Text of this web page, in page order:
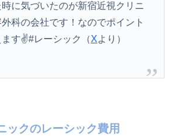
に気づいたのが新宿近視クリニ
科の会社です！なのでポイント
す✌️#レーシック（Xより）
ックのレーシック費用